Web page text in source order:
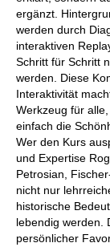
ergänzt.
werden durch
interaktiven
Schritt für Schritt
werden. Diese
Interaktivität
Werkzeug für
einfach die
Wer den Kurs
und Expertise
Petrosian,
nicht nur
historische
lebendig werden.
persönlicher